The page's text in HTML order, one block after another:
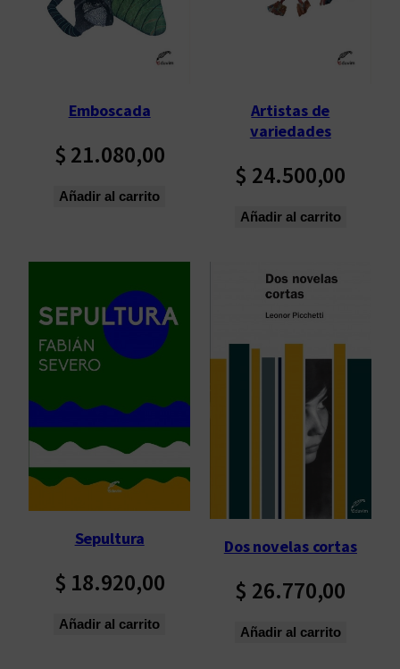
Emboscada
$ 21.080,00
Añadir al carrito
Artistas de
variedades
$ 24.500,00
Añadir al carrito
Sepultura
$ 18.920,00
Añadir al carrito
Dos novelas cortas
$ 26.770,00
Añadir al carrito